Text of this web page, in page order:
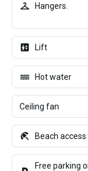
Hangers.
Lift
Hot water
Ceiling fan
Beach access
Free parking